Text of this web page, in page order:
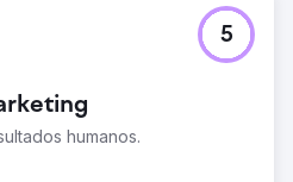
humanos.
5